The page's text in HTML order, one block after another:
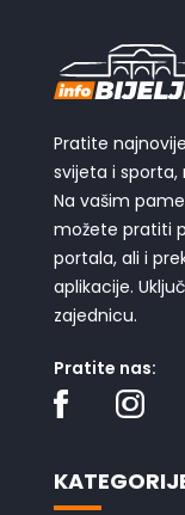
Pratite
svijeta i sporta,
Na vašim
možete pratiti
portala, ali i
aplikacije.
zajednicu.
Pratite nas: